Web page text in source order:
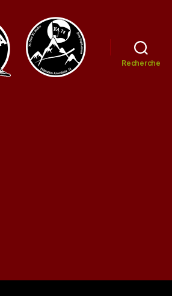
Recherche